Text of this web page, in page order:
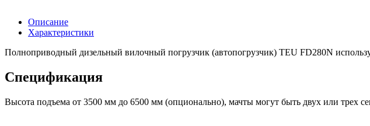
Описание
Характеристики
Полноприводный дизельный вилочный погрузчик (автопогрузчик) TEU FD280N
Спецификация
Высота подъема от 3500 мм до 6500 мм (опционально), мачты могут быть двух или трех